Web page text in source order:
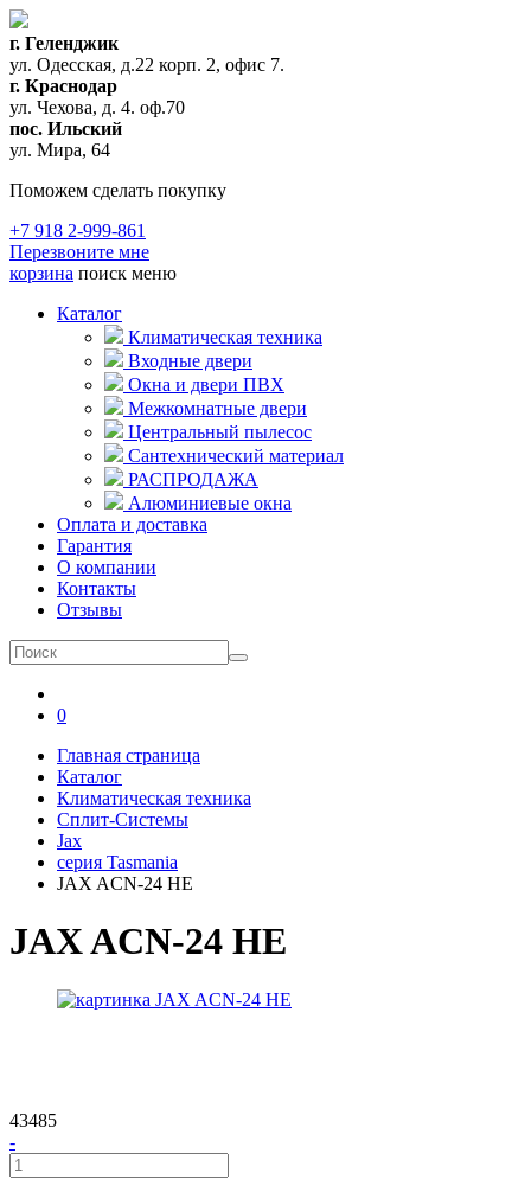
г. Геленджик
ул. Одесская, д.22 корп. 2, офис 7.
г. Краснодар
ул. Чехова, д. 4. оф.70
пос. Ильский
ул. Мира, 64
Поможем сделать покупку
+7 918 2-999-861
Перезвоните мне
корзина поиск меню
Каталог
Климатическая техника
Входные двери
Окна и двери ПВХ
Межкомнатные двери
Центральный пылесос
Сантехнический материал
РАСПРОДАЖА
Алюминиевые окна
Оплата и доставка
Гарантия
О компании
Контакты
Отзывы
0
Главная страница
Каталог
Климатическая техника
Сплит-Системы
Jax
серия Tasmania
JAX ACN-24 HE
JAX ACN-24 HE
43485
-